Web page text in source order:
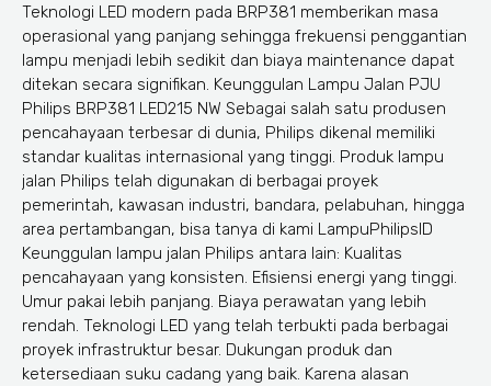
Teknologi LED modern pada BRP381 memberikan masa
operasional yang panjang sehingga frekuensi penggantian
lampu menjadi lebih sedikit dan biaya maintenance dapat
ditekan secara signifikan. Keunggulan Lampu Jalan PJU
Philips BRP381 LED215 NW Sebagai salah satu produsen
pencahayaan terbesar di dunia, Philips dikenal memiliki
standar kualitas internasional yang tinggi. Produk lampu
jalan Philips telah digunakan di berbagai proyek
pemerintah, kawasan industri, bandara, pelabuhan, hingga
area pertambangan, bisa tanya di kami LampuPhilipsID
Keunggulan lampu jalan Philips antara lain: Kualitas
pencahayaan yang konsisten. Efisiensi energi yang tinggi.
Umur pakai lebih panjang. Biaya perawatan yang lebih
rendah. Teknologi LED yang telah terbukti pada berbagai
proyek infrastruktur besar. Dukungan produk dan
ketersediaan suku cadang yang baik. Karena alasan